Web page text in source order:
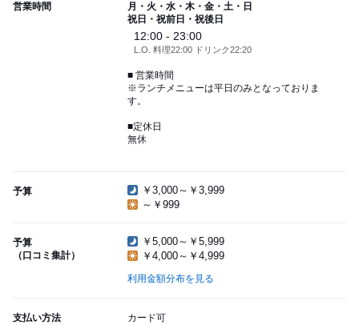
営業時間
月・火・水・木・金・土・日
祝日・祝前日・祝後日
12:00 - 23:00
L.O. 料理22:00 ドリンク22:20
■ 営業時間
※ランチメニューは平日のみとなっておりま
す。
■定休日
無休
予算
￥3,000～￥3,999
～￥999
予算
（口コミ集計）
￥5,000～￥5,999
￥4,000～￥4,999
利用金額分布を見る
支払い方法
カード可